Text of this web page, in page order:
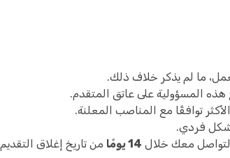
ما لم يذكر خلاف ذلك.
هذه المسؤولية على عاتق المتقدم.
توافقًا مع المناصب المعلنة.
بشكل فردي.
معك خلال 14 يومًا
من تاريخ إغلاق التقديم